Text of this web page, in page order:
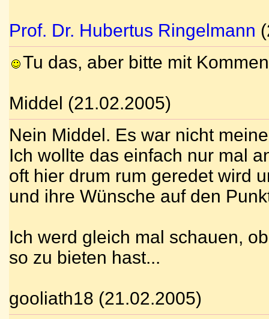
Prof. Dr. Hubertus Ringelmann
Tu das, aber bitte mit
Middel (21.02.2005)
Nein Middel. Es war nicht
Ich wollte das einfach nur mal
oft hier drum rum geredet wird
und ihre Wünsche auf den
Ich werd gleich mal schauen,
so zu bieten hast...
gooliath18 (21.02.2005)